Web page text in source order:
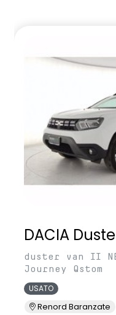
DACIA
duster van II
Journey Qstom
USATO
Renord Baranzate